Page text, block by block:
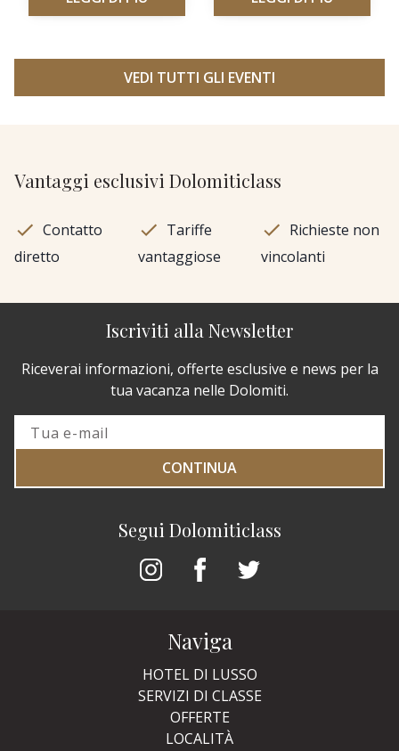
VEDI TUTTI GLI EVENTI
Vantaggi esclusivi Dolomiticlass
Contatto
diretto
Tariffe
vantaggiose
Richieste non
vincolanti
Segui Dolomiticlass
Iscriviti alla Newsletter
Riceverai informazioni, offerte esclusive e news per la
tua vacanza nelle Dolomiti.
CONTINUA
Naviga
HOTEL DI LUSSO
SERVIZI DI CLASSE
OFFERTE
LOCALITÀ